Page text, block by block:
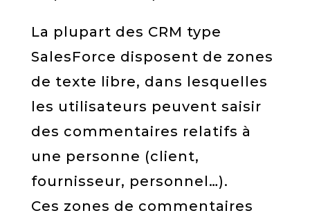
La plupart des CRM type
SalesForce disposent de zones
de texte libre, dans lesquelles
les utilisateurs peuvent saisir
des commentaires relatifs à
une personne (client,
fournisseur, personnel…).
Ces zones de commentaires